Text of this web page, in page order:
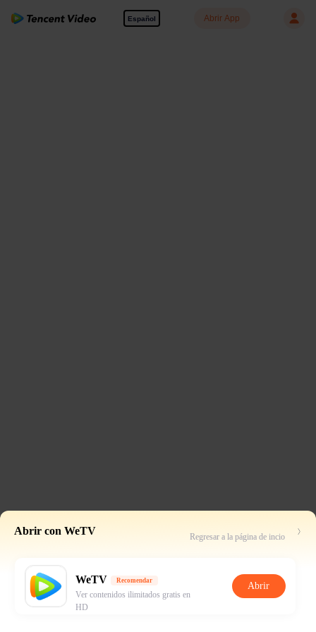
Español Abrir App
Abrir con WeTV Regresar a la página de incio
WeTV Recomendar
Ver contenidos ilimitados gratis en
HD
Abrir